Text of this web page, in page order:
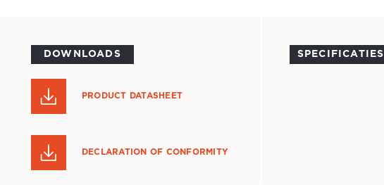
DOWNLOADS
PRODUCT DATASHEET
DECLARATION OF CONFORMITY
SPECIFICATIES